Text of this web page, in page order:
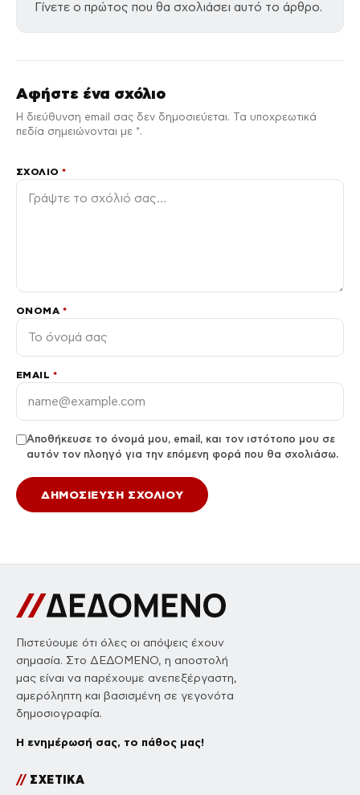
Γίνετε ο πρώτος που θα σχολιάσει αυτό το άρθρο.
Αφήστε ένα σχόλιο
Η διεύθυνση email σας δεν δημοσιεύεται. Τα υποχρεωτικά
πεδία σημειώνονται με *.
ΣΧΌΛΙΟ*
ΌΝΟΜΑ *
EMAIL *
Αποθήκευσε το όνομά μου, email, και τον ιστότοπο μου σε
αυτόν τον πλοηγό για την επόμενη φορά που θα σχολιάσω.
Πιστεύουμε ότι όλες οι απόψεις έχουν
σημασία. Στο ΔΕΔΟΜΕΝΟ, η αποστολή
μας είναι να παρέχουμε ανεπεξέργαστη,
αμερόληπτη και βασισμένη σε γεγονότα
δημοσιογραφία.
Η ενημέρωσή σας, το πάθος μας!
//ΣΧΕΤΙΚΑ